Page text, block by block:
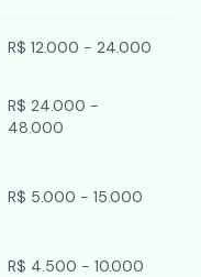
R$ 12.000 - 24.000
R$ 24.000 -
48.000
R$ 5.000 - 15.000
R$ 4.500 - 10.000